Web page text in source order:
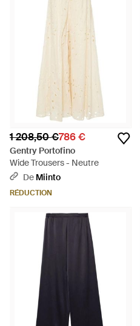
1 208,50 €786 €
Gentry Portofino
Wide Trousers - Neutre
De Miinto
RÉDUCTION